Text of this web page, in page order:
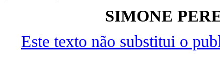
SIMONE
Este texto não substitui o